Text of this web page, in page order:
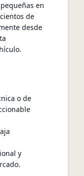
en
de
desde
o de
y